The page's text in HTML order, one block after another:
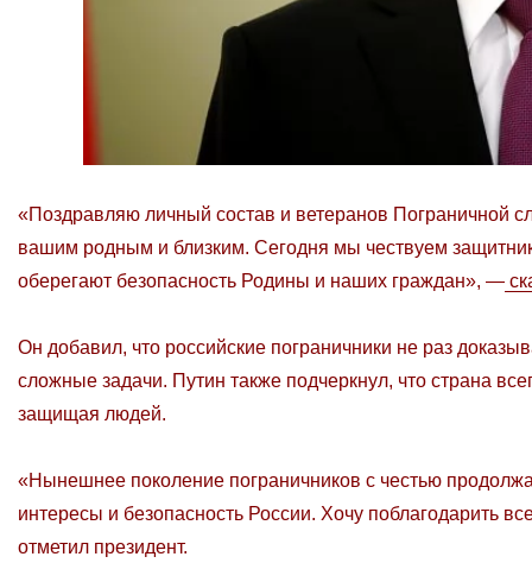
«Поздравляю личный состав и ветеранов
вашим родным и близким. Сегодня мы чествуем
оберегают безопасность Родины и наших граждан», —
Он добавил, что российские пограничники не раз
сложные задачи. Путин также подчеркнул, что страна
защищая людей.
«Нынешнее поколение пограничников с честью
интересы и безопасность России. Хочу поблагодарить
отметил президент.